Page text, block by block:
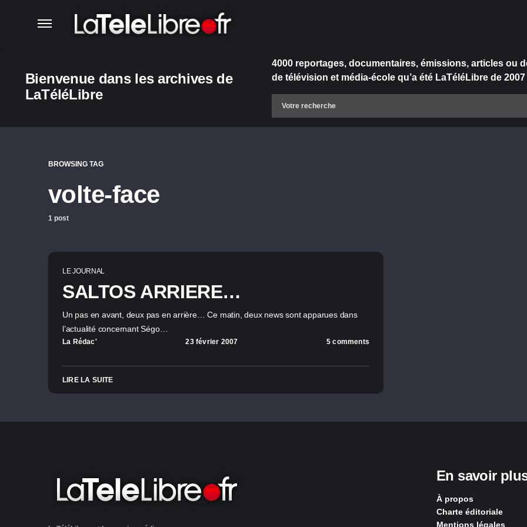
Bienvenue dans les archives de
LaTéléLibre
4000 reportages, documentaires, émissions, articles ou
de télévision et média-école qu’a été LaTéléLibre de 2007
BROWSING TAG
volte-face
1 post
LE JOURNAL
SALTOS ARRIERE…
Un pas en avant, deux pas en arrière… Ce matin, deux news sont apparues dans
l’actualité concernant Ségo…
La Rédac' 23 février 2007 5 comments
LIRE LA SUITE
En savoir
À propos
Charte éditoriale
Mentions légales